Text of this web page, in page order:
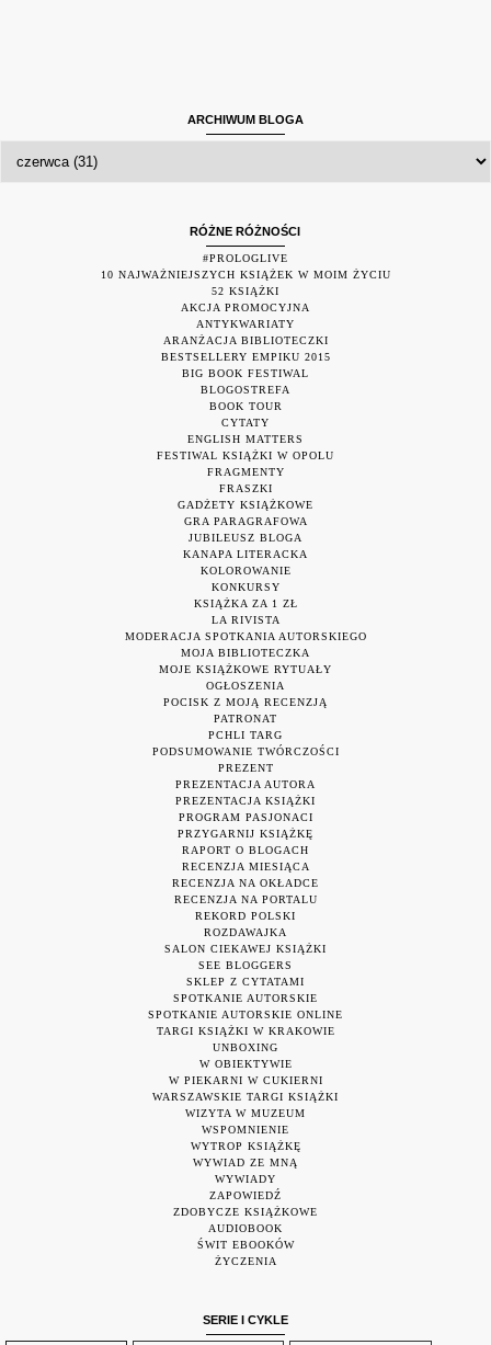
ARCHIWUM BLOGA
RÓŻNE RÓŻNOŚCI
#PROLOGLIVE
10 NAJWAŻNIEJSZYCH KSIĄŻEK W MOIM ŻYCIU
52 KSIĄŻKI
AKCJA PROMOCYJNA
ANTYKWARIATY
ARANŻACJA BIBLIOTECZKI
BESTSELLERY EMPIKU 2015
BIG BOOK FESTIWAL
BLOGOSTREFA
BOOK TOUR
CYTATY
ENGLISH MATTERS
FESTIWAL KSIĄŻKI W OPOLU
FRAGMENTY
FRASZKI
GADŻETY KSIĄŻKOWE
GRA PARAGRAFOWA
JUBILEUSZ BLOGA
KANAPA LITERACKA
KOLOROWANIE
KONKURSY
KSIĄŻKA ZA 1 ZŁ
LA RIVISTA
MODERACJA SPOTKANIA AUTORSKIEGO
MOJA BIBLIOTECZKA
MOJE KSIĄŻKOWE RYTUAŁY
OGŁOSZENIA
POCISK Z MOJĄ RECENZJĄ
PATRONAT
PCHLI TARG
PODSUMOWANIE TWÓRCZOŚCI
PREZENT
PREZENTACJA AUTORA
PREZENTACJA KSIĄŻKI
PROGRAM PASJONACI
PRZYGARNIJ KSIĄŻKĘ
RAPORT O BLOGACH
RECENZJA MIESIĄCA
RECENZJA NA OKŁADCE
RECENZJA NA PORTALU
REKORD POLSKI
ROZDAWAJKA
SALON CIEKAWEJ KSIĄŻKI
SEE BLOGGERS
SKLEP Z CYTATAMI
SPOTKANIE AUTORSKIE
SPOTKANIE AUTORSKIE ONLINE
TARGI KSIĄŻKI W KRAKOWIE
UNBOXING
W OBIEKTYWIE
W PIEKARNI W CUKIERNI
WARSZAWSKIE TARGI KSIĄŻKI
WIZYTA W MUZEUM
WSPOMNIENIE
WYTROP KSIĄŻKĘ
WYWIAD ZE MNĄ
WYWIADY
ZAPOWIEDŹ
ZDOBYCZE KSIĄŻKOWE
AUDIOBOOK
ŚWIT EBOOKÓW
ŻYCZENIA
SERIE I CYKLE